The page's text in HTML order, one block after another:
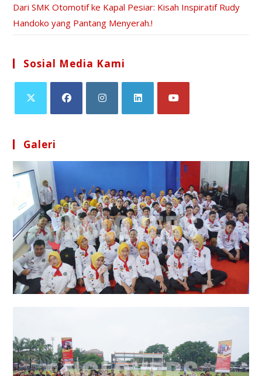
Dari SMK Otomotif ke Kapal Pesiar: Kisah Inspiratif Rudy
Handoko yang Pantang Menyerah.!
Sosial Media Kami
Galeri